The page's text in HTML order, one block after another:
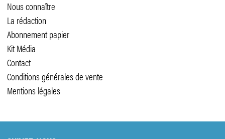
Nous connaître
La rédaction
Abonnement papier
Kit Média
Contact
Conditions générales de vente
Mentions légales